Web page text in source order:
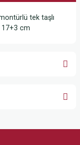
tek taşlı
17+3 cm